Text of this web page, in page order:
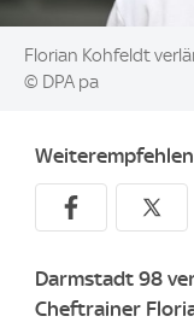
Image:
Florian Kohfeldt
© DPA pa
Darmstadt 98
Cheftrainer